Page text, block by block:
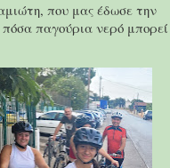
που μας έδωσε την
παγούρια νερό μπορεί